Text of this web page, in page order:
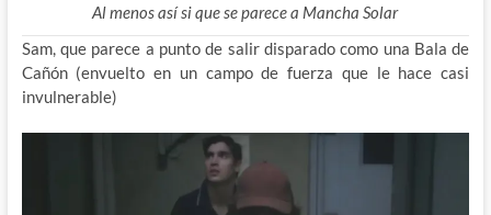
Al menos así si que se parece a Mancha Solar
Sam, que parece a punto de salir disparado como una Bala de
Cañón (envuelto en un campo de fuerza que le hace casi
invulnerable)